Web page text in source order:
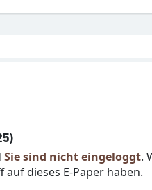
Sie sind nicht eingeloggt.
dieses E-Paper haben.